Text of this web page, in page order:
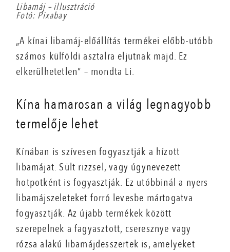
Libamáj – illusztráció
Fotó: Pixabay
„A kínai libamáj-előállítás termékei előbb-utóbb
számos külföldi asztalra eljutnak majd. Ez
elkerülhetetlen” – mondta Li.
Kína hamarosan a világ legnagyobb
termelője lehet
Kínában is szívesen fogyasztják a hízott
libamájat. Sült rizzsel, vagy úgynevezett
hotpotként is fogyasztják. Ez utóbbinál a nyers
libamájszeleteket forró levesbe mártogatva
fogyasztják. Az újabb termékek között
szerepelnek a fagyasztott, cseresznye vagy
rózsa alakú libamájdesszertek is, amelyeket